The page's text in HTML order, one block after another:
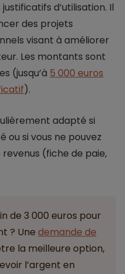
d’utilisation. Il
des projets
visant à améliorer
Les montants sont
(jusqu’à 5 000 euros
).
adapté si
ou si vous ne pouvez
(fiche de paie,
de 3 000 euros pour
? Une demande de
la meilleure option,
l’argent en